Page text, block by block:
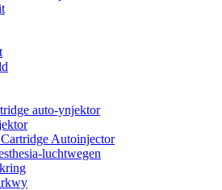
auto-ynjektor
Autoinjector
luchtwegen